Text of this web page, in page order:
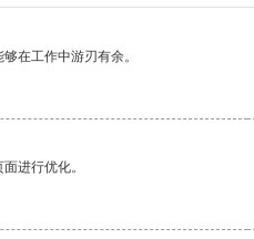
在工作中游刃有余。
进行优化。